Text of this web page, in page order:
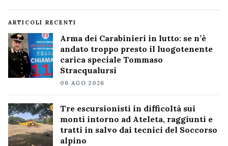
ARTICOLI RECENTI
Arma dei Carabinieri in lutto: se n’è
andato troppo presto il luogotenente
carica speciale Tommaso
Stracqualursi
06 AGO 2026
Tre escursionisti in difficoltà sui
monti intorno ad Ateleta, raggiunti e
tratti in salvo dai tecnici del Soccorso
alpino